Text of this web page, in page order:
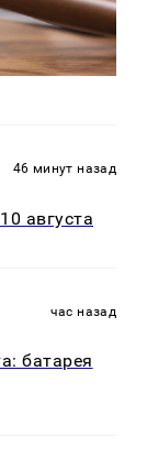
46 минут назад
августа
час назад
батарея